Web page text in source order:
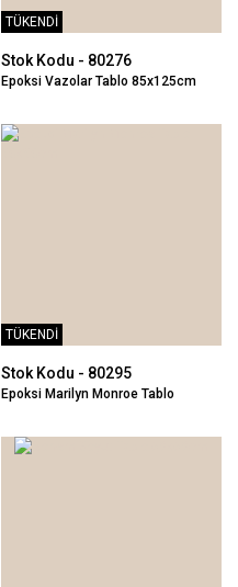
TÜKENDİ
Stok Kodu - 80276
Epoksi Vazolar Tablo 85x125cm
TÜKENDİ
Stok Kodu - 80295
Epoksi Marilyn Monroe Tablo